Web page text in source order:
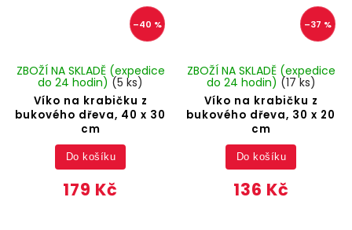
–40 %
Víko na krabičku z
bukového dřeva, 40 x 30
cm
ZBOŽÍ NA SKLADĚ (expedice
do 24 hodin) (5 ks)
179 Kč
Do košíku
–37 %
Víko na krabičku z
bukového dřeva, 30 x 20
cm
ZBOŽÍ NA SKLADĚ (expedice
do 24 hodin) (17 ks)
136 Kč
Do košíku